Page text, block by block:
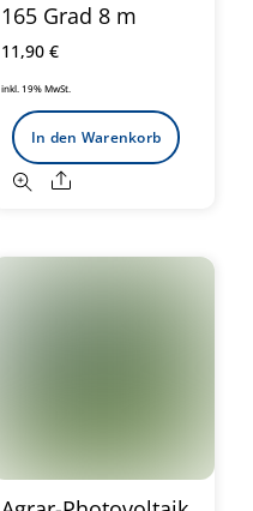
165 Grad 8 m
11,90€
inkl. 19% MwSt.
In den Warenkorb
Share